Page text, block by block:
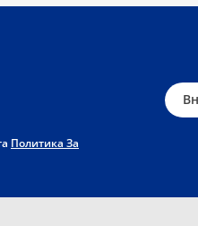
Политика За